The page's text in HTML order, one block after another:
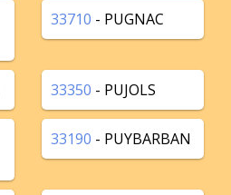
33710 - PUGNAC
33350 - PUJOLS
33190 - PUYBARBAN